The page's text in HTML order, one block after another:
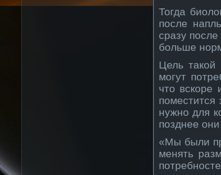
Тогда
после
сразу
больше
Цель такой
могут
что вскоре
нужно для
позднее
«Мы были
менять